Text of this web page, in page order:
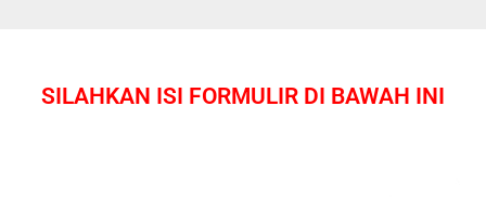
SILAHKAN ISI FORMULIR DI BAWAH INI